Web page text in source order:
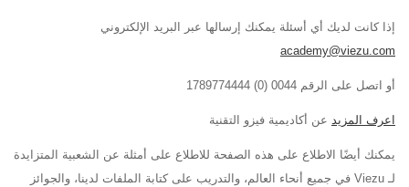
إذا كانت لديك أي أسئلة يمكنك إرسالها عبر البريد الإلكتروني
academy@viezu.com
أو اتصل على الرقم 0044 (0) 1789774444
اعرف المزيد عن أكاديمية فيزو التقنية
يمكنك أيضًا الاطلاع على هذه الصفحة للاطلاع على أمثلة عن الشعبية المتزايدة
لـ Viezu في جميع أنحاء العالم، والتدريب على كتابة الملفات لدينا، والجوائز